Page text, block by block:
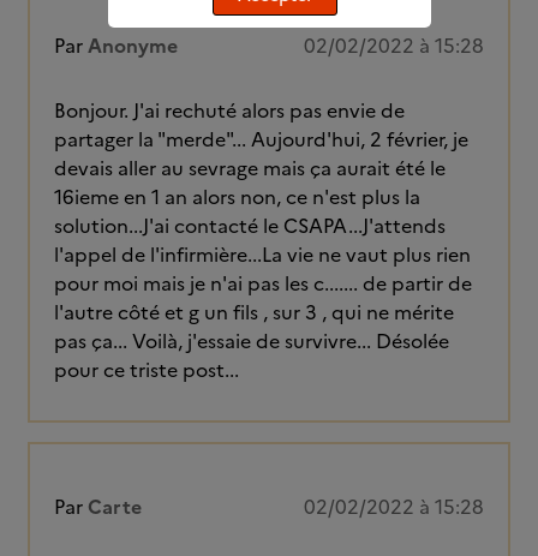
ParAnonyme 02/02/2022 à 15:28
Bonjour. J'ai rechuté alors pas envie de
partager la "merde"... Aujourd'hui, 2 février, je
devais aller au sevrage mais ça aurait été le
16ieme en 1 an alors non, ce n'est plus la
solution...J'ai contacté le CSAPA...J'attends
l'appel de l'infirmière...La vie ne vaut plus rien
pour moi mais je n'ai pas les c....... de partir de
l'autre côté et g un fils , sur 3 , qui ne mérite
pas ça... Voilà, j'essaie de survivre... Désolée
pour ce triste post...
Par Carte 02/02/2022 à 15:28